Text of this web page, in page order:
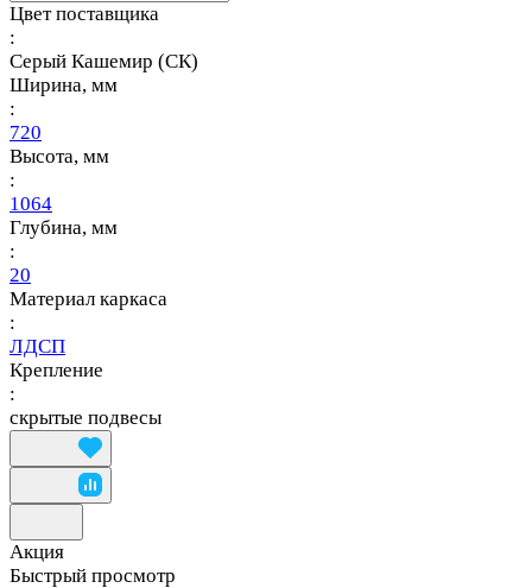
Цвет поставщика
:
Серый Кашемир (СК)
Ширина, мм
:
720
Высота, мм
:
1064
Глубина, мм
:
20
Материал каркаса
:
ЛДСП
Крепление
:
скрытые подвесы
Акция
Быстрый просмотр